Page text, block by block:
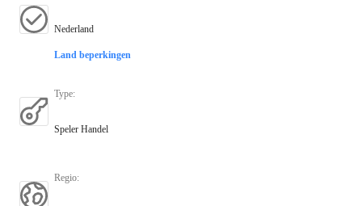
Nederland
Land beperkingen
Type:
Speler Handel
Regio: